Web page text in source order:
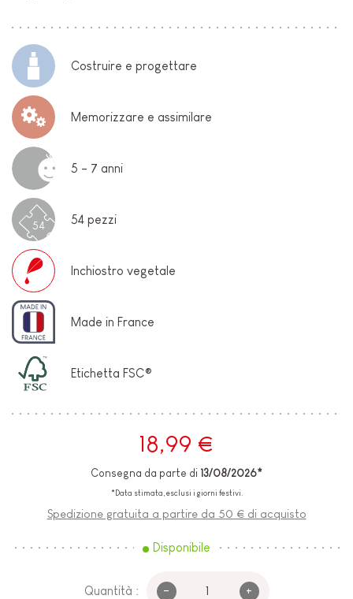
Costruire e progettare
Memorizzare e assimilare
5 - 7 anni
54 54 pezzi
Inchiostro vegetale
Made in France
Etichetta FSC®
18,99 €
Consegna da parte di 13/08/2026*
*Data stimata, esclusi i giorni festivi.
Spedizione gratuita a partire da 50 € di acquisto
Disponibile
Quantità : - +